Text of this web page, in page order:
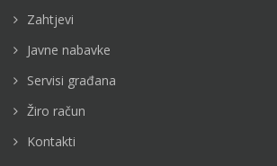
Zahtjevi
Javne nabavke
Servisi građana
Žiro račun
Kontakti